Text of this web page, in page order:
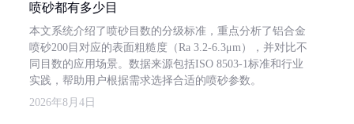
喷砂都有多少目
本文系统介绍了喷砂目数的分级标准，重点分析了铝合金
喷砂200目对应的表面粗糙度（Ra 3.2-6.3μm），并对比不
同目数的应用场景。数据来源包括ISO 8503-1标准和行业
实践，帮助用户根据需求选择合适的喷砂参数。
2026年8月4日